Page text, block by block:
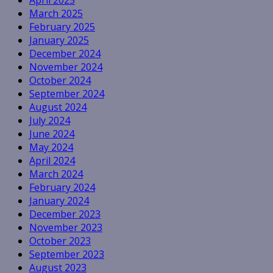
March 2025
February 2025
January 2025
December 2024
November 2024
October 2024
September 2024
August 2024
July 2024
June 2024
May 2024
April 2024
March 2024
February 2024
January 2024
December 2023
November 2023
October 2023
September 2023
August 2023